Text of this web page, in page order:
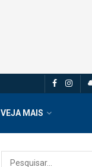
VEJA MAIS